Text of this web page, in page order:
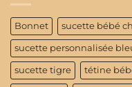
Bonnet sucette bébé
sucette personnalisée
sucette tigre tétine